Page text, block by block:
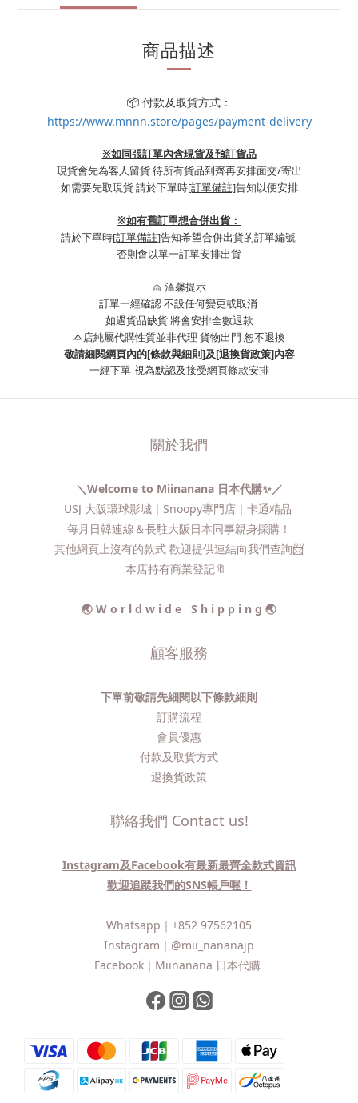
商品描述
📦 付款及取貨方式：
https://www.mnnn.store/pages/payment-delivery
※如同張訂單內含現貨及預訂貨品
現貨會先為客人留貨 待所有貨品到齊再安排面交/寄出
如需要先取現貨 請於下單時[訂單備註]告知以便安排
※如有舊訂單想合併出貨：
請於下單時[訂單備註]告知希望合併出貨的訂單編號
否則會以單一訂單安排出貨
🧺 溫馨提示
訂單一經確認 不設任何變更或取消
如遇貨品缺貨 將會安排全數退款
本店純屬代購性質並非代理 貨物出門 恕不退換
敬請細閱網頁內的[條款與細則]及[退換貨政策]內容
一經下單 視為默認及接受網頁條款安排
關於我們
＼Welcome to Miinanana 日本代購✨／
USJ 大阪環球影城｜Snoopy專門店｜卡通精品
每月日韓連線＆長駐大阪日本同事親身採購！
其他網頁上沒有的款式 歡迎提供連結向我們查詢📨​
本店持有商業登記🔖
🌏 W o r l d w i d e S h i p p i n g 🌏
顧客服務
下單前敬請先細閱以下條款細則
訂購流程​
會員優惠
付款及取貨方式
退換貨政策
聯絡我們 Contact us!
Instagram及Facebook有最新最齊全款式資訊
歡迎追蹤我們的SNS帳戶喔！
Whatsapp｜ +852 97562105
Instagram｜ @mii_nananajp
Facebook｜ Miinanana 日本代購